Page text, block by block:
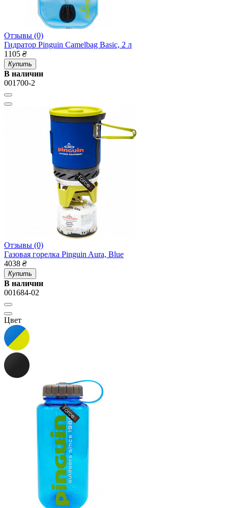
Отзывы (0)
Гидратор Pinguin Camelbag Basic, 2 л
1105 ₴
Купить
В наличии
001700-2
Отзывы (0)
Газовая горелка Pinguin Aura, Blue
4038 ₴
Купить
В наличии
001684-02
Цвет